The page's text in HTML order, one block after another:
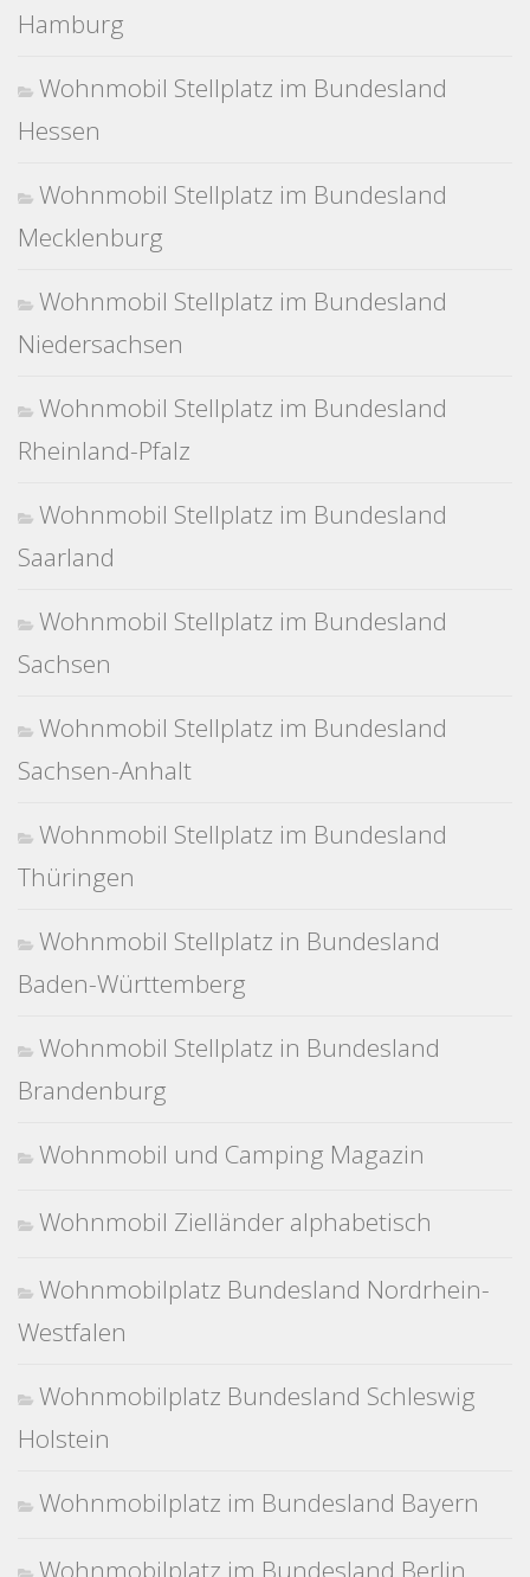
Hamburg
Wohnmobil Stellplatz im Bundesland
Hessen
Wohnmobil Stellplatz im Bundesland
Mecklenburg
Wohnmobil Stellplatz im Bundesland
Niedersachsen
Wohnmobil Stellplatz im Bundesland
Rheinland-Pfalz
Wohnmobil Stellplatz im Bundesland
Saarland
Wohnmobil Stellplatz im Bundesland
Sachsen
Wohnmobil Stellplatz im Bundesland
Sachsen-Anhalt
Wohnmobil Stellplatz im Bundesland
Thüringen
Wohnmobil Stellplatz in Bundesland
Baden-Württemberg
Wohnmobil Stellplatz in Bundesland
Brandenburg
Wohnmobil und Camping Magazin
Wohnmobil Zielländer alphabetisch
Wohnmobilplatz Bundesland Nordrhein-
Westfalen
Wohnmobilplatz Bundesland Schleswig
Holstein
Wohnmobilplatz im Bundesland Bayern
Wohnmobilplatz im Bundesland Berlin